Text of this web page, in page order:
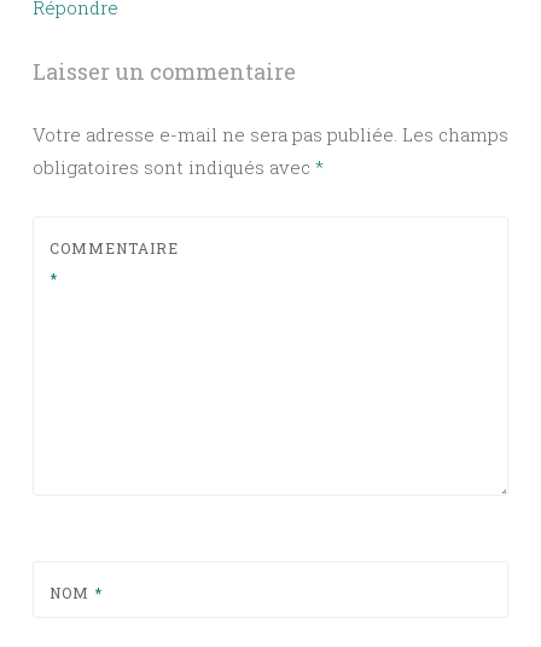
Répondre
Laisser un commentaire
Votre adresse e-mail ne sera pas publiée. Les champs
obligatoires sont indiqués avec *
COMMENTAIRE
*
NOM *